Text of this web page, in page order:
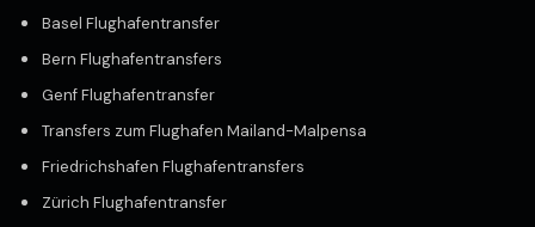
Basel Flughafentransfer
Bern Flughafentransfers
Genf Flughafentransfer
Transfers zum Flughafen Mailand-Malpensa
Friedrichshafen Flughafentransfers
Zürich Flughafentransfer